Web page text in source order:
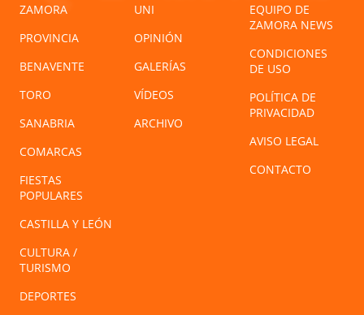
ZAMORA
PROVINCIA
BENAVENTE
TORO
SANABRIA
COMARCAS
FIESTAS
POPULARES
CASTILLA Y LEÓN
CULTURA /
TURISMO
DEPORTES
UNI
OPINIÓN
GALERÍAS
VÍDEOS
ARCHIVO
EQUIPO DE
ZAMORA NEWS
CONDICIONES
DE USO
POLÍTICA DE
PRIVACIDAD
AVISO LEGAL
CONTACTO